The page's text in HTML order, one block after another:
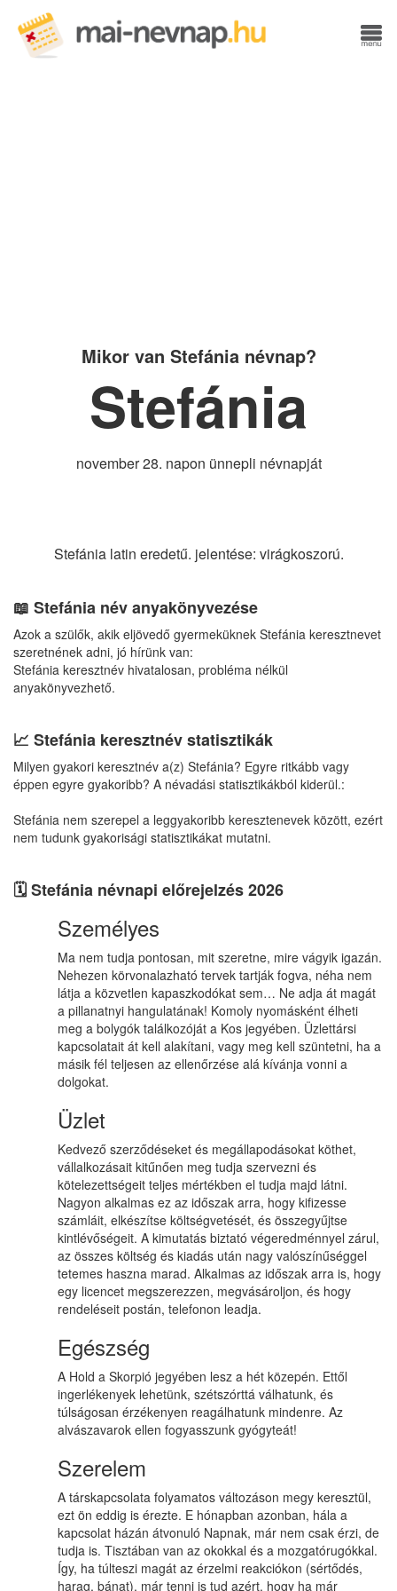
Mikor van Stefánia névnap?
Stefánia
november 28. napon ünnepli névnapját
Stefánia latin eredetű. jelentése: virágkoszorú.
📖 Stefánia név anyakönyvezése
Azok a szülők, akik eljövedő gyermeküknek Stefánia keresztnevet
szeretnének adni, jó hírünk van:
Stefánia keresztnév hivatalosan, probléma nélkül
anyakönyvezhető.
📈 Stefánia keresztnév statisztikák
Milyen gyakori keresztnév a(z) Stefánia? Egyre ritkább vagy
éppen egyre gyakoribb? A névadási statisztikákból kiderül.:
Stefánia nem szerepel a leggyakoribb keresztenevek között, ezért
nem tudunk gyakorisági statisztikákat mutatni.
🗓️ Stefánia névnapi előrejelzés 2026
Személyes
Ma nem tudja pontosan, mit szeretne, mire vágyik igazán.
Nehezen körvonalazható tervek tartják fogva, néha nem
látja a közvetlen kapaszkodókat sem… Ne adja át magát
a pillanatnyi hangulatának! Komoly nyomásként élheti
meg a bolygók találkozóját a Kos jegyében. Üzlettársi
kapcsolatait át kell alakítani, vagy meg kell szüntetni, ha a
másik fél teljesen az ellenőrzése alá kívánja vonni a
dolgokat.
Üzlet
Kedvező szerződéseket és megállapodásokat köthet,
vállalkozásait kitűnően meg tudja szervezni és
kötelezettségeit teljes mértékben el tudja majd látni.
Nagyon alkalmas ez az időszak arra, hogy kifizesse
számláit, elkészítse költségvetését, és összegyűjtse
kintlévőségeit. A kimutatás biztató végeredménnyel zárul,
az összes költség és kiadás után nagy valószínűséggel
tetemes haszna marad. Alkalmas az időszak arra is, hogy
egy licencet megszerezzen, megvásároljon, és hogy
rendeléseit postán, telefonon leadja.
Egészség
A Hold a Skorpió jegyében lesz a hét közepén. Ettől
ingerlékenyek lehetünk, szétszórttá válhatunk, és
túlságosan érzékenyen reagálhatunk mindenre. Az
alvászavarok ellen fogyasszunk gyógyteát!
Szerelem
A társkapcsolata folyamatos változáson megy keresztül,
ezt ön eddig is érezte. E hónapban azonban, hála a
kapcsolat házán átvonuló Napnak, már nem csak érzi, de
tudja is. Tisztában van az okokkal és a mozgatórugókkal.
Így, ha túlteszi magát az érzelmi reakciókon (sértődés,
harag, bánat), már tenni is tud azért, hogy ha már